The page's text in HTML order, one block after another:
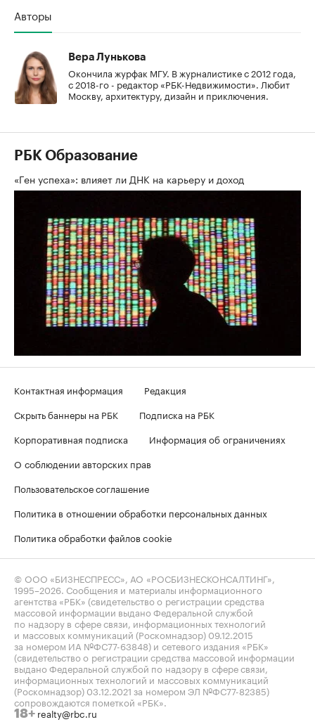
Авторы
Вера Лунькова
Окончила журфак МГУ. В журналистике с 2012 года,
с 2018-го - редактор «РБК-Недвижимости». Любит
Москву, архитектуру, дизайн и приключения.
РБК Образование
«Ген успеха»: влияет ли ДНК на карьеру и доход
Контактная информация
Редакция
Скрыть баннеры на РБК
Подписка на РБК
Корпоративная подписка
Информация об ограничениях
О соблюдении авторских прав
Пользовательское соглашение
Политика в отношении обработки персональных данных
Политика обработки файлов cookie
© ООО «БИЗНЕСПРЕСС», АО «РОСБИЗНЕСКОНСАЛТИНГ»,
1995–2026 . Сообщения и материалы информационного
агентства «РБК» (свидетельство о регистрации средства
массовой информации выдано Федеральной службой
по надзору в сфере связи, информационных технологий
и массовых коммуникаций (Роскомнадзор) 09.12.2015
за номером ИА №ФС77-63848) и сетевого издания «РБК»
(свидетельство о регистрации средства массовой информации
выдано Федеральной службой по надзору в сфере связи,
информационных технологий и массовых коммуникаций
(Роскомнадзор) 03.12.2021 за номером ЭЛ №ФС77-82385)
сопровождаются пометкой «РБК».
18+ realty@rbc.ru